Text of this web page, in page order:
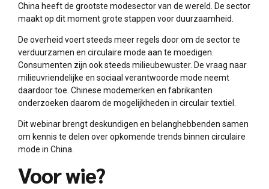
China heeft de grootste modesector van de wereld. De sector
maakt op dit moment grote stappen voor duurzaamheid.
De overheid voert steeds meer regels door om de sector te
verduurzamen en circulaire mode aan te moedigen.
Consumenten zijn ook steeds milieubewuster. De vraag naar
milieuvriendelijke en sociaal verantwoorde mode neemt
daardoor toe. Chinese modemerken en fabrikanten
onderzoeken daarom de mogelijkheden in circulair textiel.
Dit webinar brengt deskundigen en belanghebbenden samen
om kennis te delen over opkomende trends binnen circulaire
mode in China.
Voor wie?